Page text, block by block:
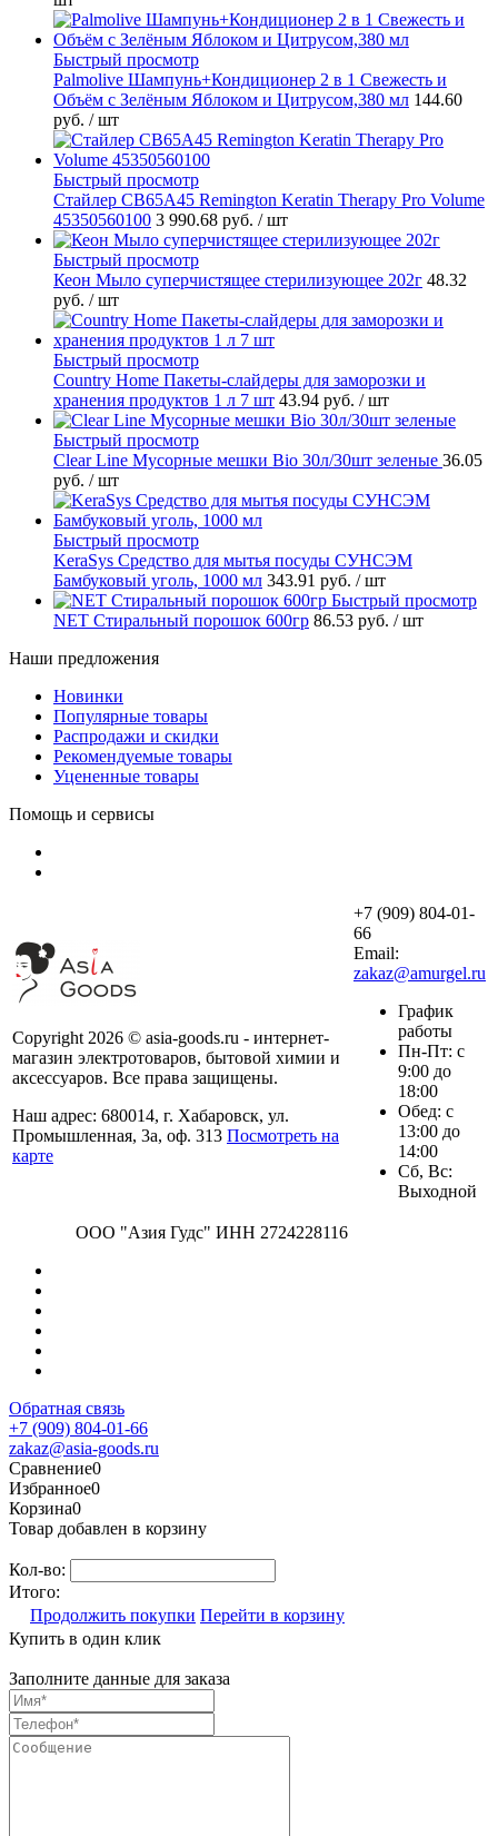
Быстрый просмотр
Palmolive Шампунь+Кондиционер 2 в 1 Свежесть и
Объём с Зелёным Яблоком и Цитрусом,380 мл 144.60
руб. / шт
Быстрый просмотр
Стайлер CB65A45 Remington Keratin Therapy Pro Volume
45350560100 3 990.68 руб. / шт
Быстрый просмотр
Кеон Мыло суперчистящее стерилизующее 202г 48.32
руб. / шт
Быстрый просмотр
Country Home Пакеты-слайдеры для заморозки и
хранения продуктов 1 л 7 шт 43.94 руб. / шт
Быстрый просмотр
Clear Line Мусорные мешки Bio 30л/30шт зеленые 36.05
руб. / шт
Быстрый просмотр
KeraSys Средство для мытья посуды СУНСЭМ
Бамбуковый уголь, 1000 мл 343.91 руб. / шт
Быстрый просмотр
NET Стиральный порошок 600гр 86.53 руб. / шт
Наши предложения
Новинки
Популярные товары
Распродажи и скидки
Рекомендуемые товары
Уцененные товары
Помощь и сервисы
Copyright 2026 © asia-goods.ru - интернет-
магазин электротоваров, бытовой химии и
аксессуаров. Все права защищены.
Наш адрес: 680014, г. Хабаровск, ул.
Промышленная, 3а, оф. 313 Посмотреть на
карте
+7 (909) 804-01-
66
Email:
zakaz@amurgel.ru
График
работы
Пн-Пт: с
9:00 до
18:00
Обед: с
13:00 до
14:00
Сб, Вс:
Выходной
ООО "Азия Гудс" ИНН 2724228116
Обратная связь
+7 (909) 804-01-66
zakaz@asia-goods.ru
Сравнение0
Избранное0
Корзина0
Товар добавлен в корзину
Кол-во:
Итого:
Продолжить покупки Перейти в корзину
Купить в один клик
Заполните данные для заказа